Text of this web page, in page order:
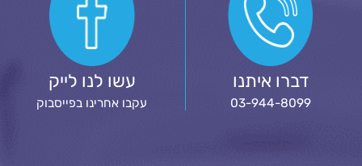
דברו איתנו
03-944-8099
עשו לנו לייק
עקבו אחרינו בפייסבוק